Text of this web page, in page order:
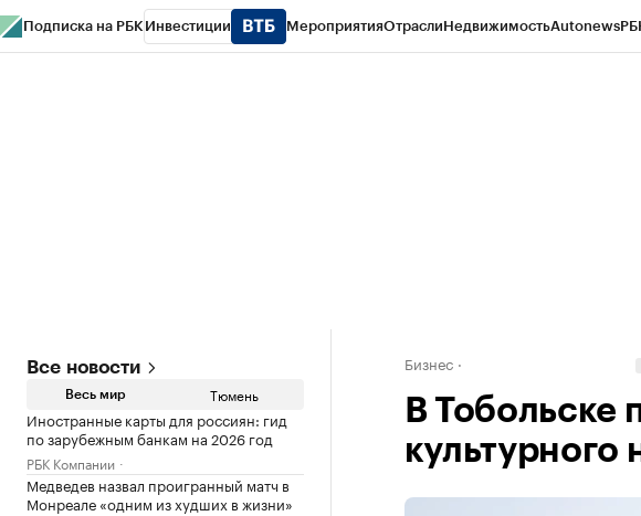
Подписка на РБК Инвестиции МероприятияОтраслиНедвижимостьAutonews
Все новости
Весь мир Тюмень
Иностранные карты для россиян: гид
по зарубежным банкам на 2026 год
РБК Компании
Медведев назвал проигранный матч в
Монреале «одним из худших в жизни»
Бизнес
В Тобольске
культурного